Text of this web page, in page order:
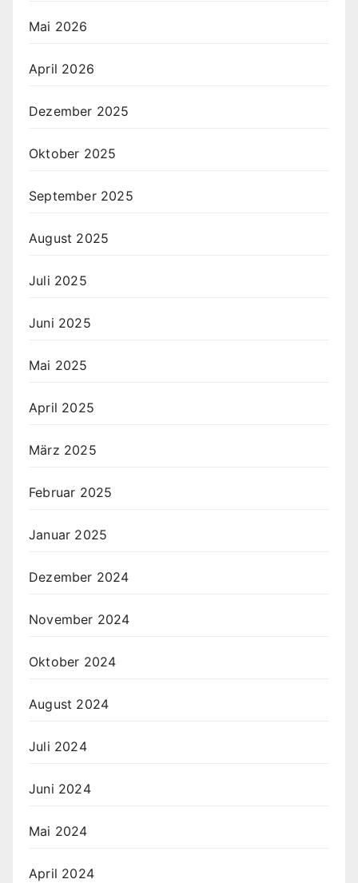
Mai 2026
April 2026
Dezember 2025
Oktober 2025
September 2025
August 2025
Juli 2025
Juni 2025
Mai 2025
April 2025
März 2025
Februar 2025
Januar 2025
Dezember 2024
November 2024
Oktober 2024
August 2024
Juli 2024
Juni 2024
Mai 2024
April 2024